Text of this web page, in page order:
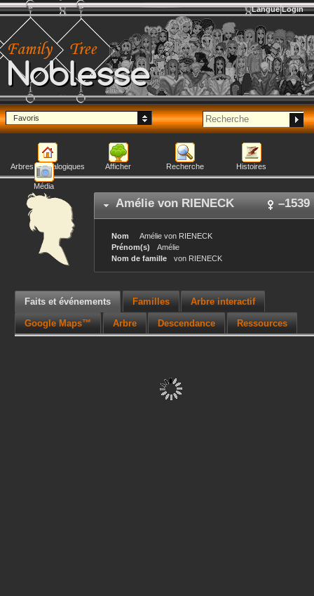
Noblesse
Langue Login
Favoris
Arbres généalogiques Afficher Recherche Histoires
Média
Amélie von RIENECK –1539
Nom Amélie von RIENECK
Prénom(s)
Amélie
Nom de famille
von RIENECK
Faits et événements Familles Arbre interactif
Google Maps™ Arbre Descendance Ressources